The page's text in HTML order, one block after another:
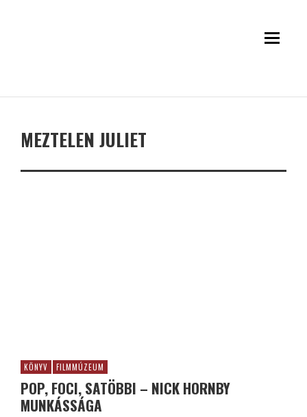
MEZTELEN JULIET
KÖNYV FILMMÚZEUM
POP, FOCI, SATÖBBI – NICK HORNBY
MUNKÁSSÁGA